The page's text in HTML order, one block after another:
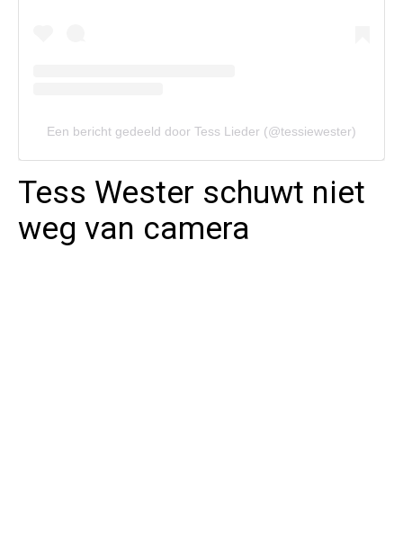
Een bericht gedeeld door Tess Lieder (@tessiewester)
Tess Wester schuwt niet
weg van camera